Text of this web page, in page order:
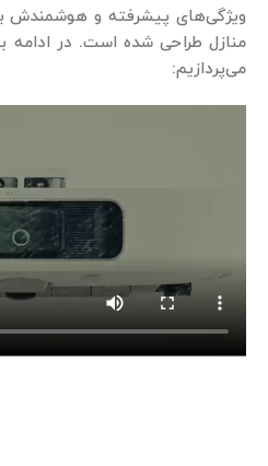
ویژگی‌های پیشرفته و هوشمندش
منازل طراحی شده است. در ادامه
می‌پردازیم: